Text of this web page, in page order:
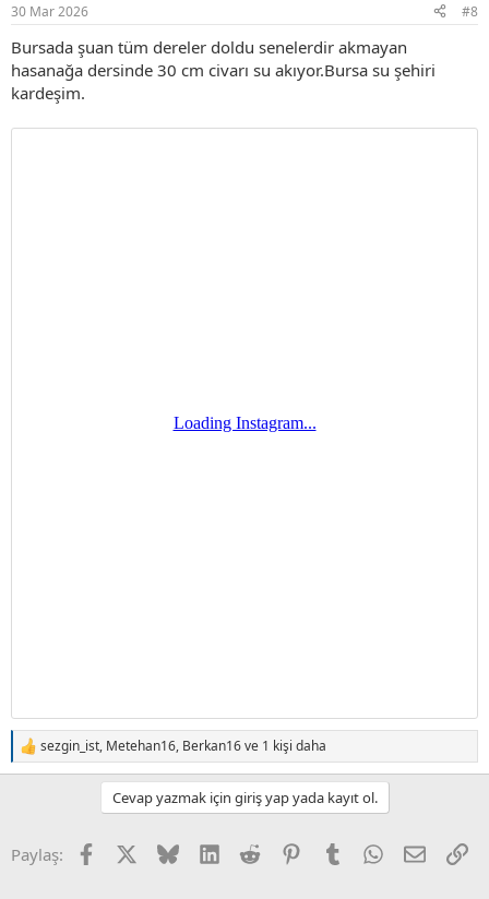
:
30 Mar 2026 #8
Bursada şuan tüm dereler doldu senelerdir akmayan
hasanağa dersinde 30 cm civarı su akıyor.Bursa su şehiri
kardeşim.
T
e
e
sezgin_ist, Metehan16, Berkan16ve 1 kişi daha
Cevap yazmak için giriş yap yada kayıt ol.
Paylaş: FacebookX (Twitter)
BlueskyLinkedInReddit PinterestTumblr WhatsApp
E-posta